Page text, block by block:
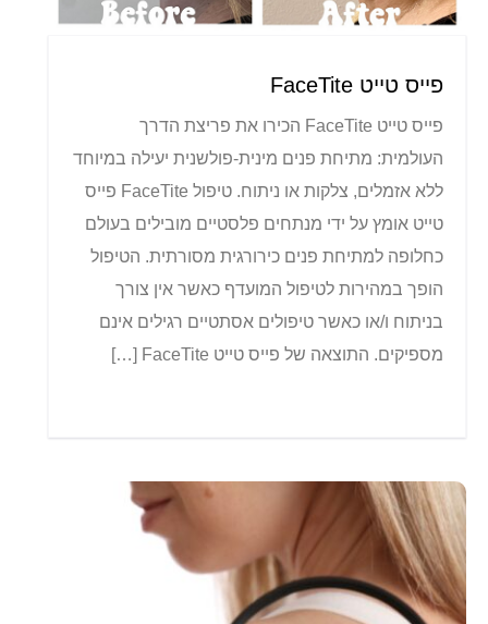
פייס טייט FaceTite
פייס טייט FaceTite הכירו את פריצת הדרך
העולמית: מתיחת פנים מינית-פולשנית יעילה במיוחד
ללא אזמלים, צלקות או ניתוח. טיפול FaceTite פייס
טייט אומץ על ידי מנתחים פלסטיים מובילים בעולם
כחלופה למתיחת פנים כירורגית מסורתית. הטיפול
הופך במהירות לטיפול המועדף כאשר אין צורך
בניתוח ו/או כאשר טיפולים אסתטיים רגילים אינם
מספיקים. התוצאה של פייס טייט FaceTite […]